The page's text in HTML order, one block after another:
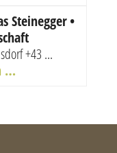
Steinegger•
+43 ...
…